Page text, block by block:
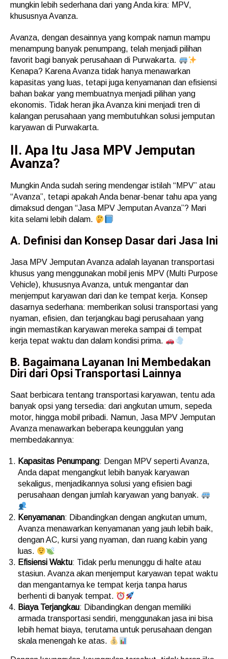
mungkin lebih sederhana dari yang Anda kira: MPV,
khususnya Avanza.
Avanza, dengan desainnya yang kompak namun mampu
menampung banyak penumpang, telah menjadi pilihan
favorit bagi banyak perusahaan di Purwakarta.
Kenapa? Karena Avanza tidak hanya menawarkan
kapasitas yang luas, tetapi juga kenyamanan dan efisiensi
bahan bakar yang membuatnya menjadi pilihan yang
ekonomis. Tidak heran jika Avanza kini menjadi tren di
kalangan perusahaan yang membutuhkan solusi jemputan
karyawan di Purwakarta.
II. Apa Itu Jasa MPV Jemputan
Avanza?
Mungkin Anda sudah sering mendengar istilah “MPV” atau
“Avanza”, tetapi apakah Anda benar-benar tahu apa yang
dimaksud dengan “Jasa MPV Jemputan Avanza”? Mari
kita selami lebih dalam.
A. Definisi dan Konsep Dasar dari Jasa Ini
Jasa MPV Jemputan Avanza adalah layanan transportasi
khusus yang menggunakan mobil jenis MPV (Multi Purpose
Vehicle), khususnya Avanza, untuk mengantar dan
menjemput karyawan dari dan ke tempat kerja. Konsep
dasarnya sederhana: memberikan solusi transportasi yang
nyaman, efisien, dan terjangkau bagi perusahaan yang
ingin memastikan karyawan mereka sampai di tempat
kerja tepat waktu dan dalam kondisi prima.
B. Bagaimana Layanan Ini Membedakan
Diri dari Opsi Transportasi Lainnya
Saat berbicara tentang transportasi karyawan, tentu ada
banyak opsi yang tersedia: dari angkutan umum, sepeda
motor, hingga mobil pribadi. Namun, Jasa MPV Jemputan
Avanza menawarkan beberapa keunggulan yang
membedakannya:
Kapasitas Penumpang: Dengan MPV seperti Avanza,
Anda dapat mengangkut lebih banyak karyawan
sekaligus, menjadikannya solusi yang efisien bagi
perusahaan dengan jumlah karyawan yang banyak.
Kenyamanan: Dibandingkan dengan angkutan umum,
Avanza menawarkan kenyamanan yang jauh lebih baik,
dengan AC, kursi yang nyaman, dan ruang kabin yang
luas.
Efisiensi Waktu: Tidak perlu menunggu di halte atau
stasiun. Avanza akan menjemput karyawan tepat waktu
dan mengantarnya ke tempat kerja tanpa harus
berhenti di banyak tempat.
Biaya Terjangkau: Dibandingkan dengan memiliki
armada transportasi sendiri, menggunakan jasa ini bisa
lebih hemat biaya, terutama untuk perusahaan dengan
skala menengah ke atas.